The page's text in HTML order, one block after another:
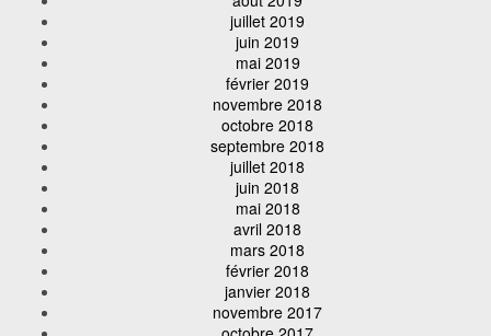
juillet 2019
juin 2019
mai 2019
février 2019
novembre 2018
octobre 2018
septembre 2018
juillet 2018
juin 2018
mai 2018
avril 2018
mars 2018
février 2018
janvier 2018
novembre 2017